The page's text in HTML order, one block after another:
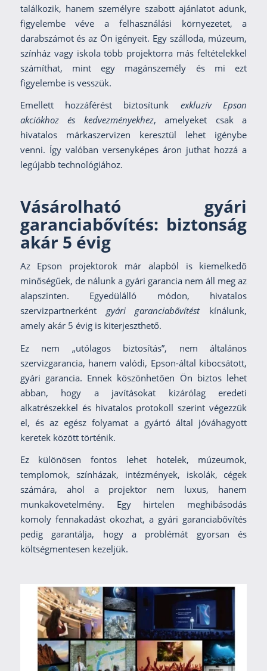
találkozik, hanem személyre szabott ajánlatot adunk,
figyelembe véve a felhasználási környezetet, a
darabszámot és az Ön igényeit. Egy szálloda, múzeum,
színház vagy iskola több projektorra más feltételekkel
számíthat, mint egy magánszemély és mi ezt
figyelembe is vesszük.
Emellett hozzáférést biztosítunk exkluzív Epson
akciókhoz és kedvezményekhez, amelyeket csak a
hivatalos márkaszervizen keresztül lehet igénybe
venni. Így valóban versenyképes áron juthat hozzá a
legújabb technológiához.
Vásárolható gyári
garanciabővítés: biztonság
akár 5 évig
Az Epson projektorok már alapból is kiemelkedő
minőségűek, de nálunk a gyári garancia nem áll meg az
alapszinten. Egyedülálló módon, hivatalos
szervizpartnerként gyári garanciabővítéstkínálunk,
amely akár 5 évig is kiterjeszthető.
Ez nem „utólagos biztosítás”, nem általános
szervizgarancia, hanem valódi, Epson-által kibocsátott,
gyári garancia. Ennek köszönhetően Ön biztos lehet
abban, hogy a javításokat kizárólag eredeti
alkatrészekkel és hivatalos protokoll szerint végezzük
el, és az egész folyamat a gyártó által jóváhagyott
keretek között történik.
Ez különösen fontos lehet hotelek, múzeumok,
templomok, színházak, intézmények, iskolák, cégek
számára, ahol a projektor nem luxus, hanem
munkakövetelmény. Egy hirtelen meghibásodás
komoly fennakadást okozhat, a gyári garanciabővítés
pedig garantálja, hogy a problémát gyorsan és
költségmentesen kezeljük.